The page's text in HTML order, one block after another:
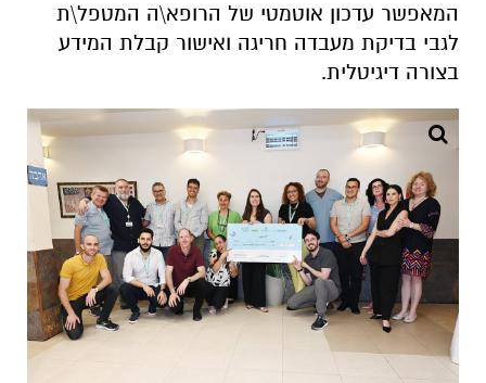
המאפשר עדכון אוטמטי של הרופא\ה המטפל\ת
לגבי בדיקת מעבדה חריגה ואישור קבלת המידע
בצורה דיגיטלית.